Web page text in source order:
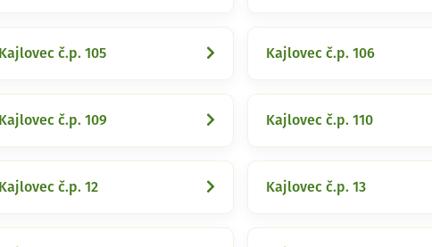
Kajlovec č.p. 105 Kajlovec č.p. 106
Kajlovec č.p. 109 Kajlovec č.p. 110
Kajlovec č.p. 12 Kajlovec č.p. 13